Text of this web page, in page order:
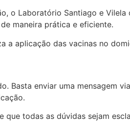
o Laboratório Santiago e
maneira prática e eficiente.
a aplicação das vacinas no
Basta enviar uma mensagem
que todas as dúvidas sejam